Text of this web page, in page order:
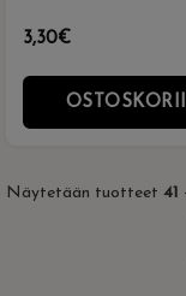
3,30€
Näytetään tuotteet 41